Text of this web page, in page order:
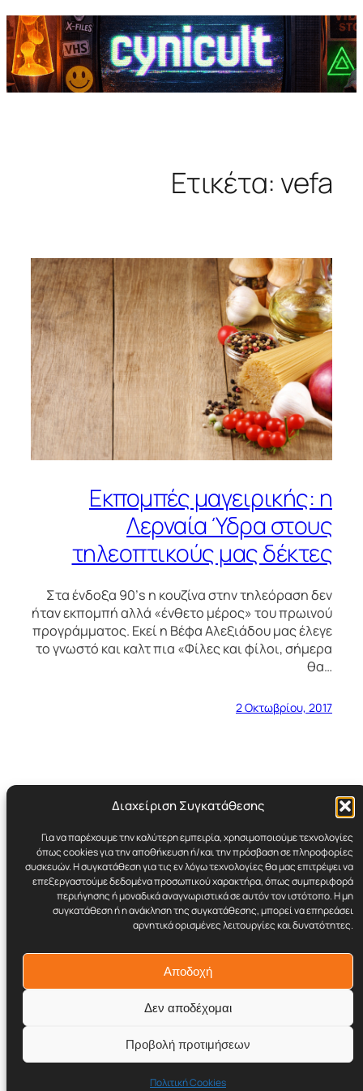
Διαχείριση Συγκατάθεσης
Για να παρέχουμε την καλύτερη εμπειρία, χρησιμοποιούμε τεχνολογίες
όπως cookies για την αποθήκευση ή/και την πρόσβαση σε πληροφορίες
συσκευών. Η συγκατάθεση για τις εν λόγω τεχνολογίες θα μας επιτρέψει να
επεξεργαστούμε δεδομένα προσωπικού χαρακτήρα, όπως συμπεριφορά
περιήγησης ή μοναδικά αναγνωριστικά σε αυτόν τον ιστότοπο. Η μη
συγκατάθεση ή η ανάκληση της συγκατάθεσης, μπορεί να επηρεάσει
αρνητικά ορισμένες λειτουργίες και δυνατότητες.
Αποδοχή
Δεν αποδέχομαι
Προβολή προτιμήσεων
Πολιτική Cookies
Ετικέτα:vefa
Εκπομπές μαγειρικής: η
Λερναία Ύδρα στους
τηλεοπτικούς μας δέκτες
Στα ένδοξα 90’s η κουζίνα στην τηλεόραση δεν
ήταν εκπομπή αλλά «ένθετο μέρος» του πρωινού
προγράμματος. Εκεί η Βέφα Αλεξιάδου μας έλεγε
το γνωστό και καλτ πια «Φίλες και φίλοι, σήμερα
θα…
2 Οκτωβρίου, 2017
Cynicult.gr
Retro | Humor | Underground Stuff
© 2017–2026 Cynicult.gr
Twenty Twenty-Five Σχεδιασμένο με το